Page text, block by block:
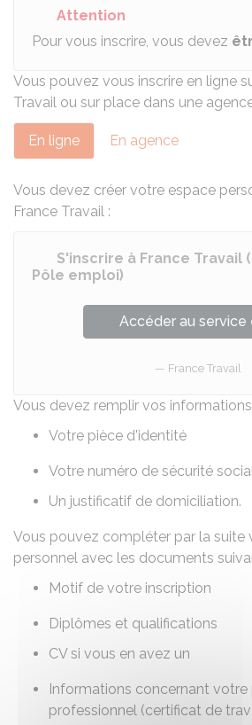
Attention
Pour vous inscrire, vous devez
Vous pouvez vous inscrire en ligne
Travail ou sur place dans une
En ligne En agence
Vous devez créer votre espace
France Travail :
S'inscrire à France Travail
Pôle emploi)
Accéder au service
France Travail
Vous devez remplir vos
Votre pièce d'identité
Votre numéro de sécurité
Un justificatif de domiciliation.
Vous pouvez compléter par la suite
personnel avec les documents
Motif de votre inscription
Diplômes et qualifications
CVsi vous en avez un
Informations concernant votre
professionnel (certificat de